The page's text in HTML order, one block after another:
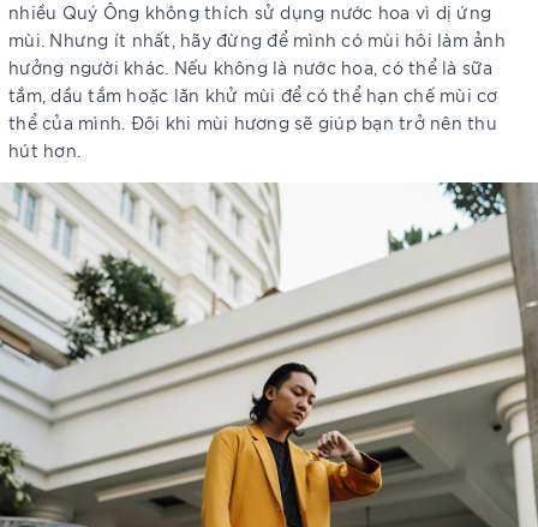
nhiều Quý Ông không thích sử dụng nước hoa vì dị ứng
mùi. Nhưng ít nhất, hãy đừng để mình có mùi hôi làm ảnh
hưởng người khác. Nếu không là nước hoa, có thể là sữa
tắm, dầu tắm hoặc lăn khử mùi để có thể hạn chế mùi cơ
thể của mình. Đôi khi mùi hương sẽ giúp bạn trở nên thu
hút hơn.